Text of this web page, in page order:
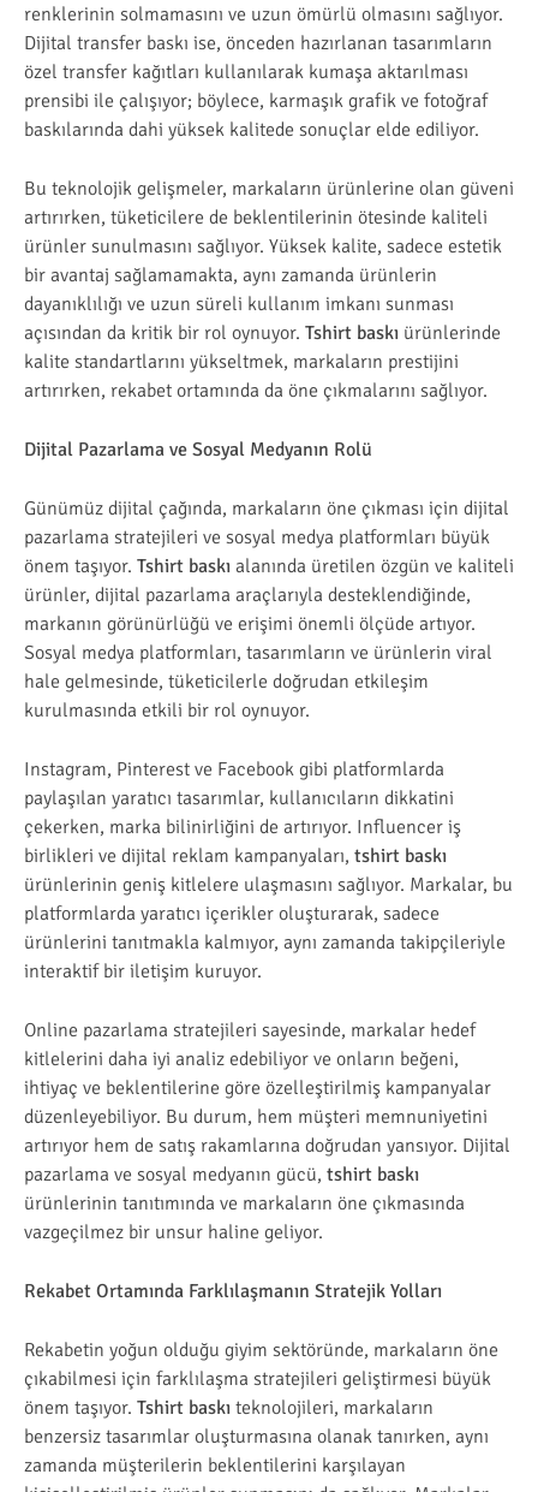
renklerinin solmamasını ve uzun ömürlü olmasını sağlıyor.
Dijital transfer baskı ise, önceden hazırlanan tasarımların
özel transfer kağıtları kullanılarak kumaşa aktarılması
prensibi ile çalışıyor; böylece, karmaşık grafik ve fotoğraf
baskılarında dahi yüksek kalitede sonuçlar elde ediliyor.
Bu teknolojik gelişmeler, markaların ürünlerine olan güveni
artırırken, tüketicilere de beklentilerinin ötesinde kaliteli
ürünler sunulmasını sağlıyor. Yüksek kalite, sadece estetik
bir avantaj sağlamamakta, aynı zamanda ürünlerin
dayanıklılığı ve uzun süreli kullanım imkanı sunması
açısından da kritik bir rol oynuyor. Tshirt baskı ürünlerinde
kalite standartlarını yükseltmek, markaların prestijini
artırırken, rekabet ortamında da öne çıkmalarını sağlıyor.
Dijital Pazarlama ve Sosyal Medyanın Rolü
Günümüz dijital çağında, markaların öne çıkması için dijital
pazarlama stratejileri ve sosyal medya platformları büyük
önem taşıyor. Tshirt baskı alanında üretilen özgün ve kaliteli
ürünler, dijital pazarlama araçlarıyla desteklendiğinde,
markanın görünürlüğü ve erişimi önemli ölçüde artıyor.
Sosyal medya platformları, tasarımların ve ürünlerin viral
hale gelmesinde, tüketicilerle doğrudan etkileşim
kurulmasında etkili bir rol oynuyor.
Instagram, Pinterest ve Facebook gibi platformlarda
paylaşılan yaratıcı tasarımlar, kullanıcıların dikkatini
çekerken, marka bilinirliğini de artırıyor. Influencer iş
birlikleri ve dijital reklam kampanyaları, tshirt baskı
ürünlerinin geniş kitlelere ulaşmasını sağlıyor. Markalar, bu
platformlarda yaratıcı içerikler oluşturarak, sadece
ürünlerini tanıtmakla kalmıyor, aynı zamanda takipçileriyle
interaktif bir iletişim kuruyor.
Online pazarlama stratejileri sayesinde, markalar hedef
kitlelerini daha iyi analiz edebiliyor ve onların beğeni,
ihtiyaç ve beklentilerine göre özelleştirilmiş kampanyalar
düzenleyebiliyor. Bu durum, hem müşteri memnuniyetini
artırıyor hem de satış rakamlarına doğrudan yansıyor. Dijital
pazarlama ve sosyal medyanın gücü, tshirt baskı
ürünlerinin tanıtımında ve markaların öne çıkmasında
vazgeçilmez bir unsur haline geliyor.
Rekabet Ortamında Farklılaşmanın Stratejik Yolları
Rekabetin yoğun olduğu giyim sektöründe, markaların öne
çıkabilmesi için farklılaşma stratejileri geliştirmesi büyük
önem taşıyor. Tshirt baskı teknolojileri, markaların
benzersiz tasarımlar oluşturmasına olanak tanırken, aynı
zamanda müşterilerin beklentilerini karşılayan